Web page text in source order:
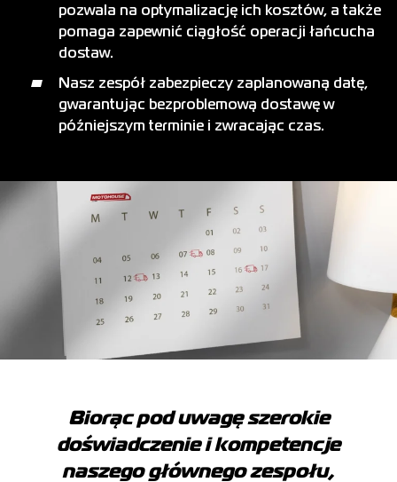
pozwala na optymalizację ich kosztów, a także
pomaga zapewnić ciągłość operacji łańcucha
dostaw.
Nasz zespół zabezpieczy zaplanowaną datę,
gwarantując bezproblemową dostawę w
późniejszym terminie i zwracając czas.
Biorąc pod uwagę szerokie
doświadczenie i kompetencje
naszego głównego zespołu,